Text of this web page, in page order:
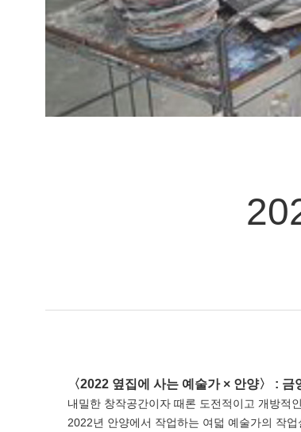
〈2022 옆집에 사는 예술가 × 안양〉 : 금
내밀한 창작공간이자 때론 도전적이고 개방적
2022년 안양에서 작업하는 여덟 예술가의 작업